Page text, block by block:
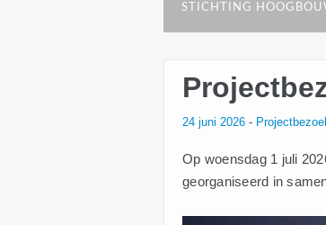
STICHTING
24 juni 2026 -
Op woensdag 1 juli
georganiseerd in